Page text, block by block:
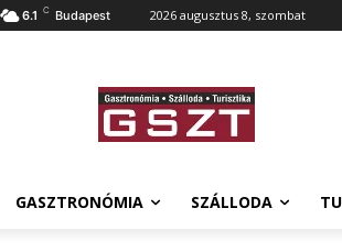
6.1 C Budapest 2026 augusztus 8, szombat
GASZTRONÓMIA SZÁLLODA